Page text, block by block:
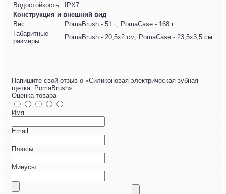
Водостойкость
IPX7
Конструкция и внешний вид
Вес
PomaBrush - 51 г; PomaCase - 168 г
Габаритные
размеры
PomaBrush - 20,5x2 см; PomaCase - 23,5x3,5 см
Напишите свой отзыв о «Силиконовая электрическая зубная
щетка. PomaBrush»
Оценка товара
Имя
Email
Плюсы
Минусы